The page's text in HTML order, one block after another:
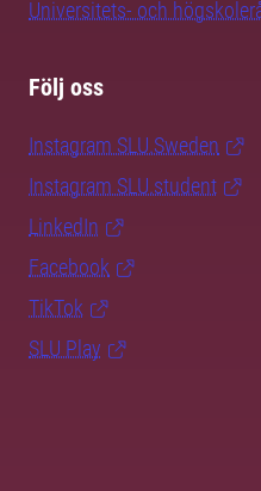
Universitets- och
Följ oss
Instagram SLU.Sweden
Instagram SLU.student
LinkedIn
Facebook
TikTok
SLU Play